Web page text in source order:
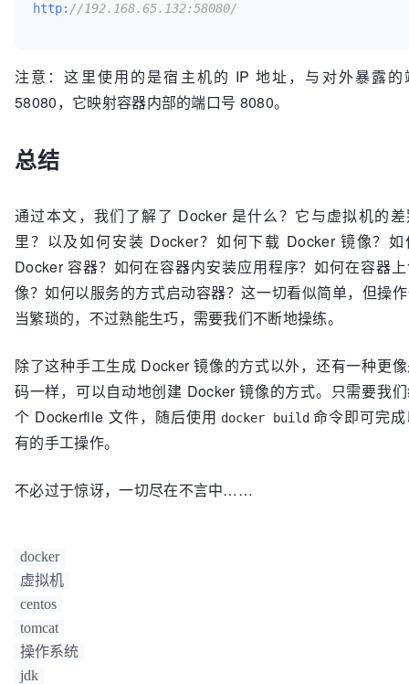
http: //192.168.65.132:58080/
注意：这里使用的是宿主机的 IP 地址，与对外暴露的
58080，它映射容器内部的端口号 8080。
总结
通过本文，我们了解了 Docker 是什么？它与虚拟机的
里？以及如何安装 Docker？如何下载 Docker 镜像？
Docker 容器？如何在容器内安装应用程序？如何在容器
像？如何以服务的方式启动容器？这一切看似简单，但操
当繁琐的，不过熟能生巧，需要我们不断地操练。
除了这种手工生成 Docker 镜像的方式以外，还有一种更
码一样，可以自动地创建 Docker 镜像的方式。只需要我
个 Dockerfile 文件，随后使用 docker build 命令即可完
有的手工操作。
不必过于惊讶，一切尽在不言中……
docker
虚拟机
centos
tomcat
操作系统
jdk